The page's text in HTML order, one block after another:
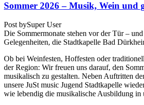
Sommer 2026 – Musik, Wein und
Post bySuper User
Die Sommermonate stehen vor der Tür –
Gelegenheiten, die Stadtkapelle Bad
Ob bei Weinfesten, Hoffesten oder
der Region: Wir freuen uns darauf, den
musikalisch zu gestalten. Neben Auftritten
unsere JuSt music Jugend Stadtkapelle
wie lebendig die musikalische Ausbildung in